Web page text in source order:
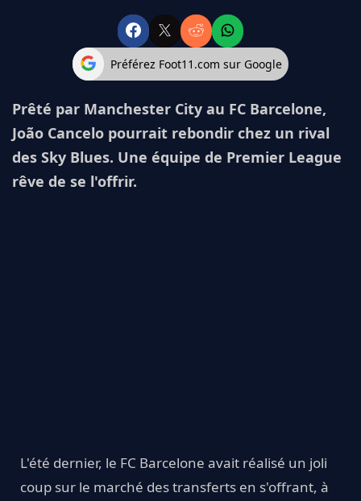
Préférez Foot11.com sur Google
Prêté par Manchester City au FC Barcelone,
João Cancelo pourrait rebondir chez un rival
des Sky Blues. Une équipe de Premier League
rêve de se l'offrir.
L'été dernier, le FC Barcelone avait réalisé un joli
coup sur le marché des transferts en s'offrant, à